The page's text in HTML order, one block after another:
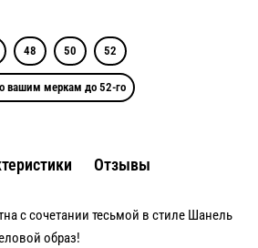
48 50 52
вашим меркам до 52-го
Отзывы
с сочетании тесьмой в стиле Шанель
образ!